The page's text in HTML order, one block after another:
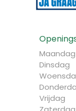
Maandag
Dinsdag
Vrijdag